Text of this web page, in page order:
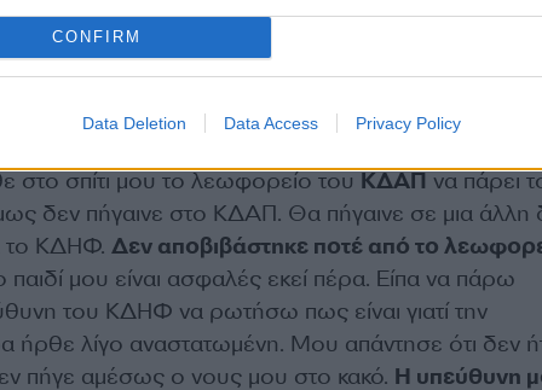
CONFIRM
Data Deletion Data Access Privacy Policy
στο σπίτι μου το λεωφορείο τουΚΔΑΠνα πάρει
δεν πήγαινε στο ΚΔΑΠ. Θα πήγαινε σε μια άλλη
το ΚΔΗΦ. Δεν αποβιβάστηκε ποτέ από το
μου είναι ασφαλές εκεί πέρα. Είπα να πάρω
του ΚΔΗΦ να ρωτήσω πως είναι γιατί την
ήρθε λίγο αναστατωμένη. Μου απάντησε ότι δεν
πήγε αμέσως ο νους μου στο κακό. Η υπεύθυνη